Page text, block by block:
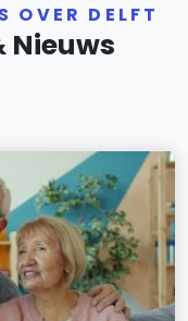
OVER DELFT
Nieuws